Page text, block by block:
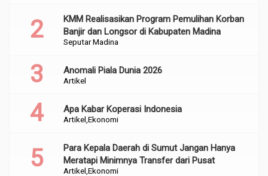
Seputar Madina
KMM Realisasikan Program Pemulihan Korban
Banjir dan Longsor di Kabupaten Madina
Artikel
Anomali Piala Dunia 2026
Artikel Ekonomi
Apa Kabar Koperasi Indonesia
Artikel Ekonomi
Para Kepala Daerah di Sumut Jangan Hanya
Meratapi Minimnya Transfer dari Pusat